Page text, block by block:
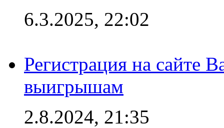
6.3.2025, 22:02
Регистрация на сайте
выигрышам
2.8.2024, 21:35